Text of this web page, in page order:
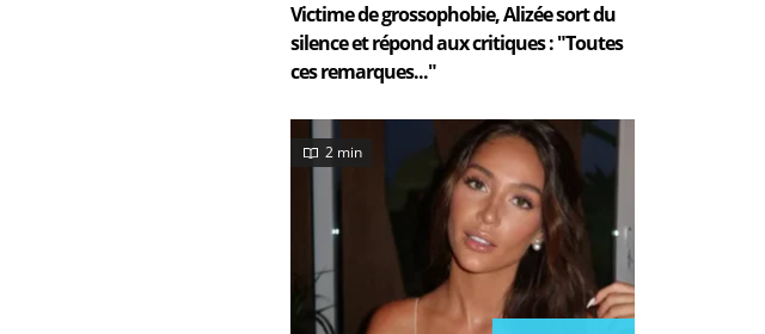
Victime de grossophobie, Alizée sort du
silence et répond aux critiques : "Toutes
ces remarques..."
2 min